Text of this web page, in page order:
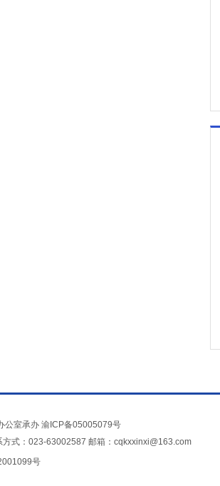
公室承办 渝ICP备05005079号
式：023-63002587 邮箱：cqkxxinxi@163.com
号